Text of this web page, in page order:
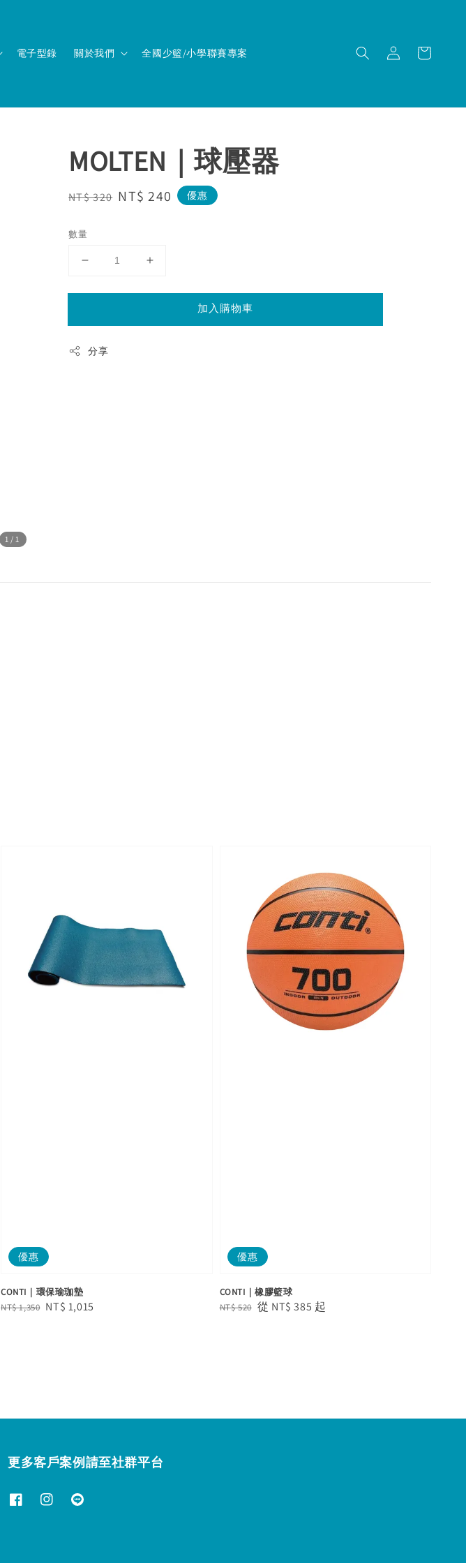
電子型錄 關於我們 全國少籃/小學聯賽專案
1 /1
MOLTEN｜球壓器
Regular
NT$ 320 Sale
NT$ 240 優惠
數量
加入購物車
分享
優惠
CONTI｜環保瑜珈墊
Regular
NT$ 1,350 Sale
NT$ 1,015
優惠
CONTI｜橡膠籃球
Regular
NT$ 520 Sale
從 NT$ 385 起
更多客戶案例請至社群平台